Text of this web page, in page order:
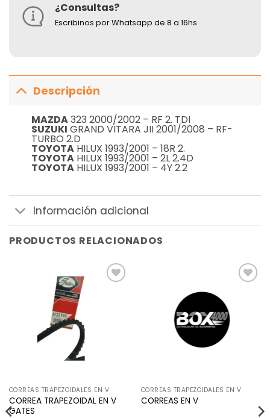
¿Consultas?
Escribinos por Whatsapp de 8 a 16hs
Descripción
MAZDA323 2000/2002 – RF 2. TDI
SUZUKI GRAND VITARA JII 2001/2008 – RF-
TURBO 2.D
TOYOTAHILUX 1993/2001 – 18R 2.
TOYOTAHILUX 1993/2001 – 2L 2.4D
TOYOTAHILUX 1993/2001 – 4Y 2.2
Información adicional
PRODUCTOS RELACIONADOS
CORREAS TRAPEZOIDALES EN V
CORREA TRAPEZOIDAL EN V
GATES
deseos
CORREAS TRAPEZOIDALES EN V
CORREAS EN V